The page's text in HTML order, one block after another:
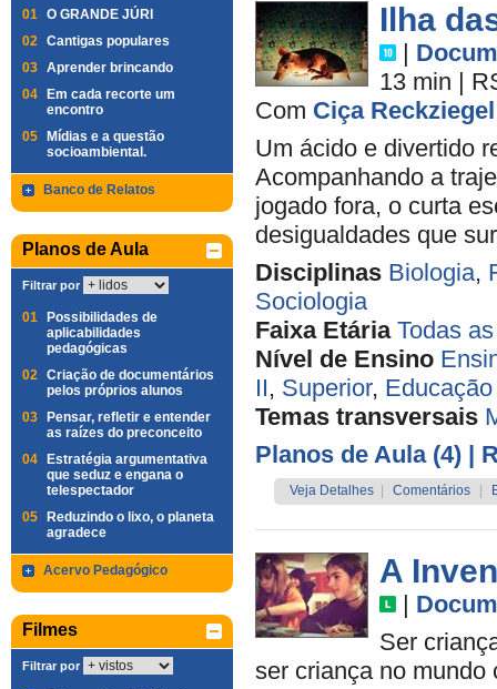
01 O GRANDE JÚRI
02 Cantigas populares
03 Aprender brincando
04
Em cada recorte um
encontro
05
Mídias e a questão
socioambiental.
Banco de Relatos
Planos de Aula
Filtrar por
01
Possibilidades de
aplicabilidades
pedagógicas
02 Criação de documentários
pelos próprios alunos
03
Pensar, refletir e entender
as raízes do preconceito
04
Estratégia argumentativa
que seduz e engana o
telespectador
05
Reduzindo o lixo, o planeta
agradece
Acervo Pedagógico
Filmes
Filtrar por
Ilha
|
13 min |
Com Ciça Reckziegel
Um ácido e divertido
Acompanhando a
jogado fora, o curta
desigualdades que
Disciplinas Biologia,
Sociologia
Faixa Etária Todas
Nível de Ensino
II, Superior,
Temas transversais
Planos de Aula (4) |
Veja Detalhes Comentários
A
|
Ser
ser criança no mundo